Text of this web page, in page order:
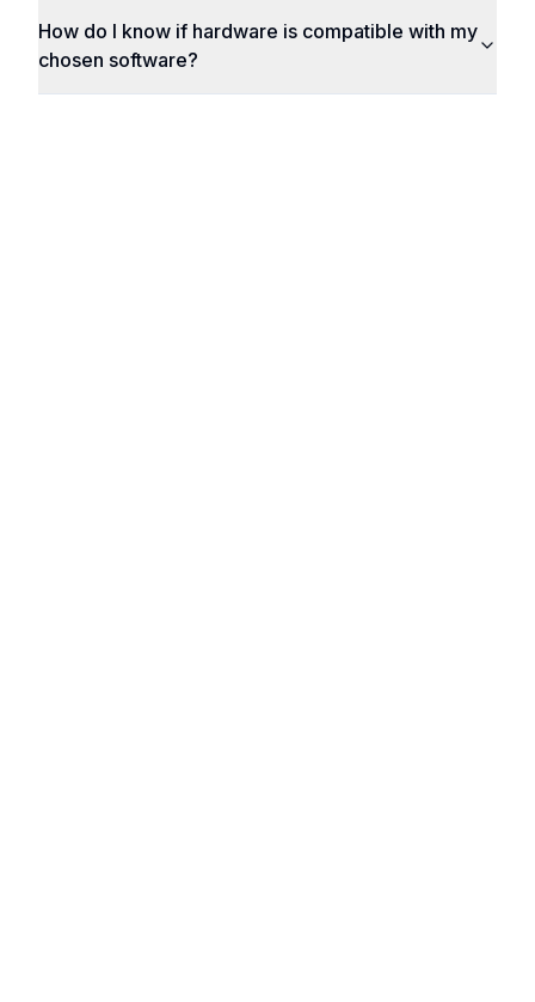
How do I know if hardware is compatible with my
chosen software?